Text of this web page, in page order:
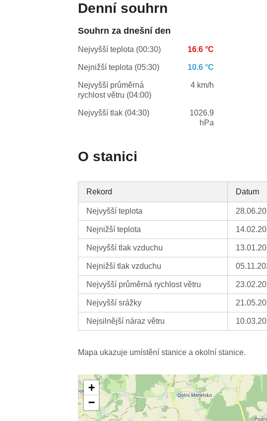
Denní souhrn
Souhrn za dnešní den
Nejvyšší teplota (00:30) 16.6 °C
Nejnižší teplota (05:30) 10.6 °C
Nejvyšší průměrná
rychlost větru (04:00)
4 km/h
Nejvyšší tlak (04:30)
1026.9
hPa
O stanici
Rekord Datum
Nejvyšší teplota
Nejnižší teplota
Nejvyšší tlak vzduchu
Nejnižší tlak vzduchu
Nejvyšší průměrná rychlost větru
Nejvyšší srážky
Nejsilnější náraz větru
Mapa ukazuje umístění stanice a okolní stanice.
+
−